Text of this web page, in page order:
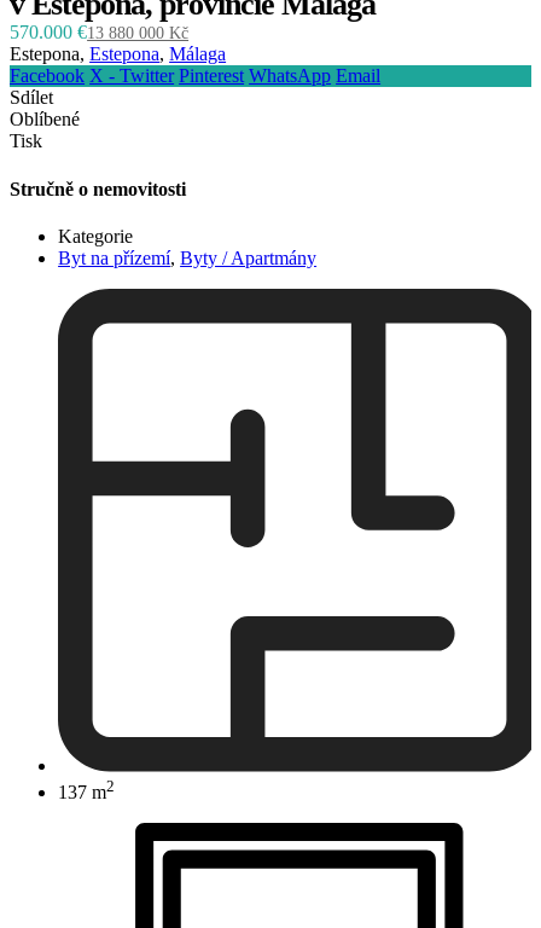
570.000 €13 880 000 Kč
Estepona,Estepona,Málaga
Facebook X - Twitter Pinterest WhatsApp Email
Sdílet
Oblíbené
Tisk
Stručně o nemovitosti
Kategorie
Byt na přízemí,Byty / Apartmány
137 m2